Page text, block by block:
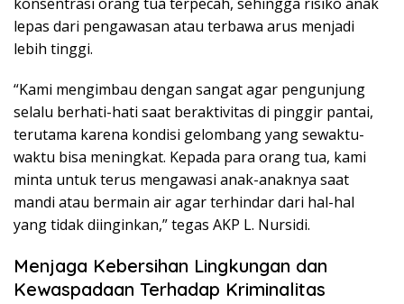
lepas dari pengawasan atau terbawa arus menjadi
lebih tinggi.
“Kami mengimbau dengan sangat agar pengunjung
selalu berhati-hati saat beraktivitas di pinggir pantai,
terutama karena kondisi gelombang yang sewaktu-
waktu bisa meningkat. Kepada para orang tua, kami
minta untuk terus mengawasi anak-anaknya saat
mandi atau bermain air agar terhindar dari hal-hal
yang tidak diinginkan,” tegas AKP L. Nursidi.
Menjaga Kebersihan Lingkungan dan
Kewaspadaan Terhadap Kriminalitas